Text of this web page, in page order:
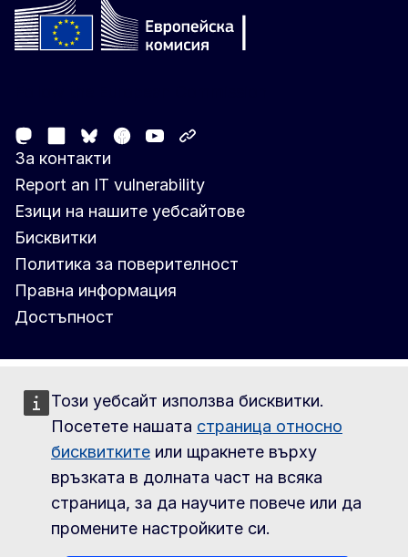
Този уебсайт използва бисквитки.
Посетете нашата страница относно
бисквитките или щракнете върху
връзката в долната част на всяка
страница, за да научите повече или да
промените настройките си.
MastodonLinkedIn
Bluesky
Facebook
Youtube
За контакти
Report an IT vulnerability
Езици на нашите уебсайтове
Бисквитки
Политика за поверителност
Правна информация
Достъпност